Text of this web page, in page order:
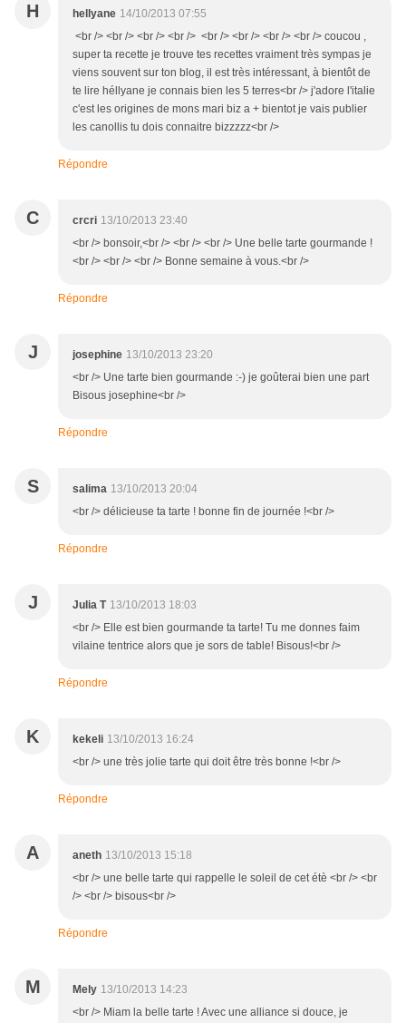
H hellyane 14/10/2013 07:55
<br /> <br /> <br /> <br /> <br /> <br /> <br /> <br /> coucou ,
super ta recette je trouve tes recettes vraiment très sympas je
viens souvent sur ton blog, il est très intéressant, à bientôt de
te lire héllyane je connais bien les 5 terres<br /> j'adore l'italie
c'est les origines de mons mari biz a + bientot je vais publier
les canollis tu dois connaitre bizzzzz<br />
Répondre
C crcri 13/10/2013 23:40
<br /> bonsoir,<br /> <br /> <br /> Une belle tarte gourmande !
<br /> <br /> <br /> Bonne semaine à vous.<br />
Répondre
J josephine 13/10/2013 23:20
<br /> Une tarte bien gourmande :-) je goûterai bien une part
Bisous josephine<br />
Répondre
S salima 13/10/2013 20:04
<br /> délicieuse ta tarte ! bonne fin de journée !<br />
Répondre
J Julia T 13/10/2013 18:03
<br /> Elle est bien gourmande ta tarte! Tu me donnes faim
vilaine tentrice alors que je sors de table! Bisous!<br />
Répondre
K kekeli 13/10/2013 16:24
<br /> une très jolie tarte qui doit être très bonne !<br />
Répondre
A aneth 13/10/2013 15:18
<br /> une belle tarte qui rappelle le soleil de cet étè <br /> <br
/> <br /> bisous<br />
Répondre
M Mely 13/10/2013 14:23
<br /> Miam la belle tarte ! Avec une alliance si douce, je